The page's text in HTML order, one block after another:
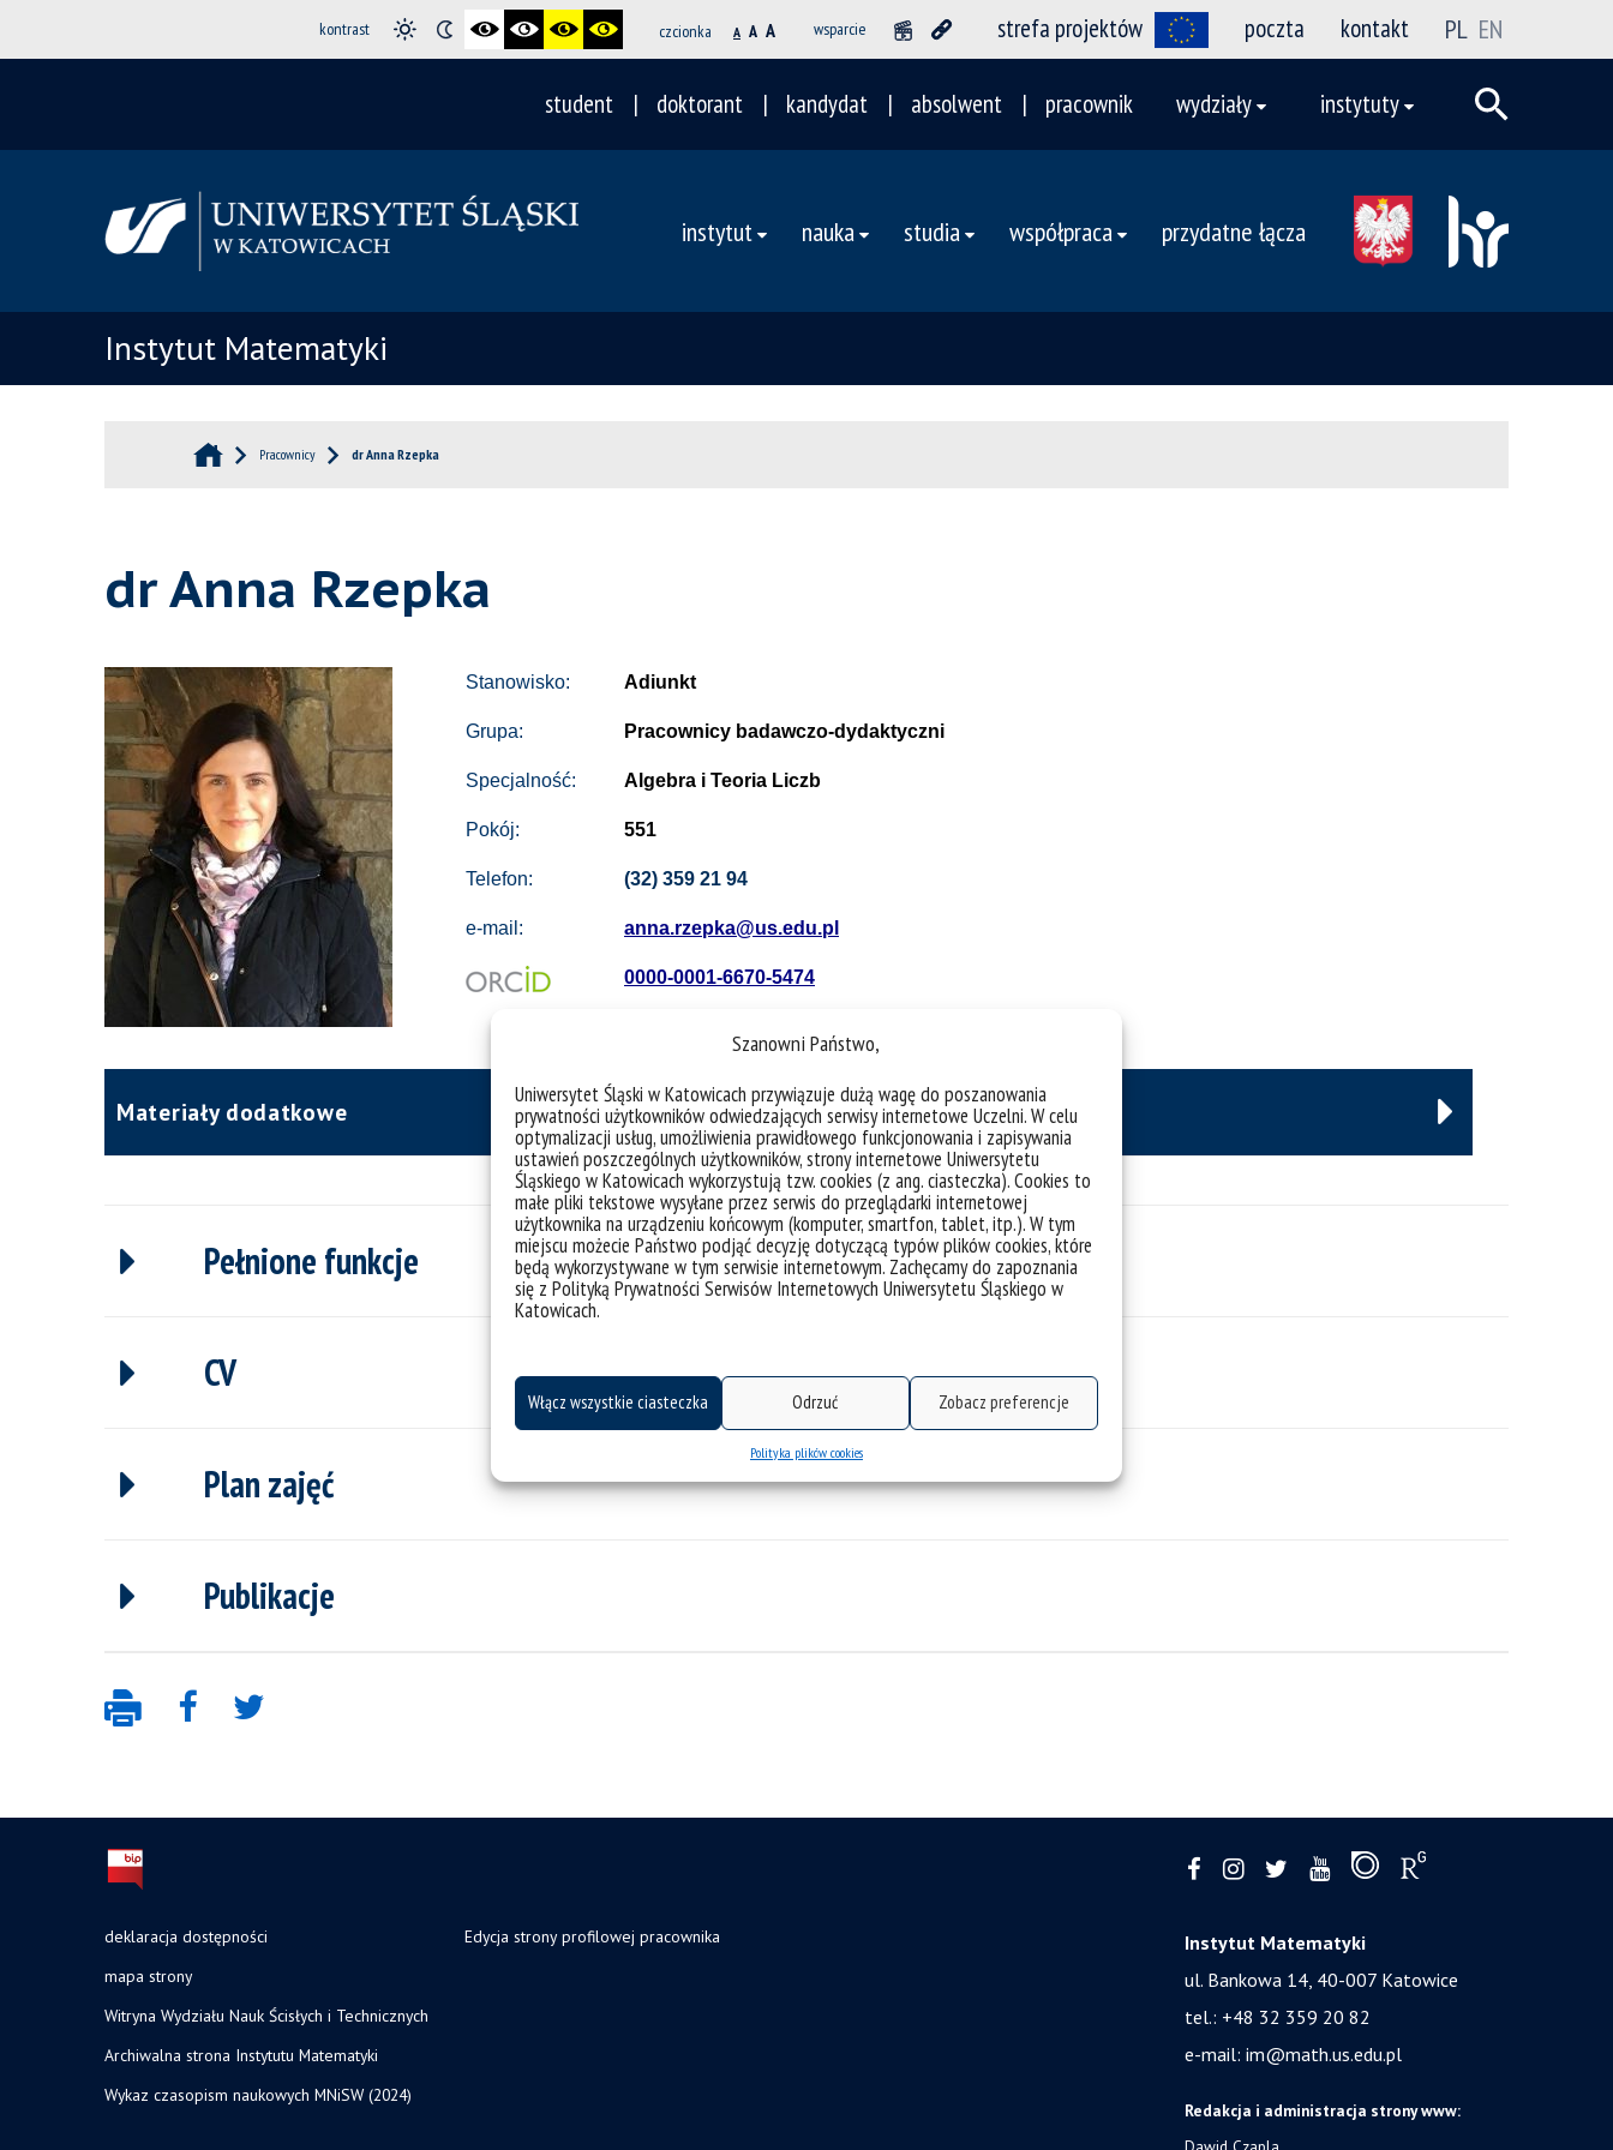
Szanowni Państwo,
Uniwersytet Śląski w Katowicach przywiązuje dużą wagę do poszanowania
prywatności użytkowników odwiedzających serwisy internetowe Uczelni. W celu
optymalizacji usług, umożliwienia prawidłowego funkcjonowania i zapisywania
ustawień poszczególnych użytkowników, strony internetowe Uniwersytetu
Śląskiego w Katowicach wykorzystują tzw. cookies (z ang. ciasteczka). Cookies to
małe pliki tekstowe wysyłane przez serwis do przeglądarki internetowej
użytkownika na urządzeniu końcowym (komputer, smartfon, tablet, itp.). W tym
miejscu możecie Państwo podjąć decyzję dotyczącą typów plików cookies, które
będą wykorzystywane w tym serwisie internetowym. Zachęcamy do zapoznania
się z Polityką Prywatności Serwisów Internetowych Uniwersytetu Śląskiego w
Katowicach.
Włącz wszystkie ciasteczka Odrzuć Zobacz preferencje
Polityka plików cookies
kontrast czcionka A A A wsparcie strefa projektów poczta kontakt PL EN
student doktorant kandydat absolwent pracownik wydziały instytuty
instytut nauka studia współpraca przydatne łącza
Instytut Matematyki
Pracownicy dr Anna Rzepka
dr Anna Rzepka
Stanowisko:
Grupa:
Specjalność:
Pokój:
Telefon:
e-mail:
Adiunkt
Pracownicy badawczo-dydaktyczni
Algebra i Teoria Liczb
551
(32) 359 21 94
anna.rzepka@us.edu.pl
0000-0001-6670-5474
Materiały dodatkowe
Pełnione funkcje
CV
Plan zajęć
Publikacje
deklaracja dostępności
mapa strony
Witryna Wydziału Nauk Ścisłych i Technicznych
Archiwalna strona Instytutu Matematyki
Wykaz czasopism naukowych MNiSW (2024)
Edycja strony profilowej pracownika
Instytut Matematyki
ul. Bankowa 14, 40-007 Katowice
tel.: +48 32 359 20 82
e-mail: im@math.us.edu.pl
Redakcja i administracja strony www: